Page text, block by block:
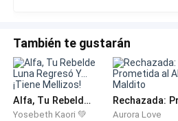
También te gustarán
Alfa, Tu Rebelde Luna Regresó Y... ¡Tiene Mellizos!
Yosebeth Kaori 💚 Aurora Love